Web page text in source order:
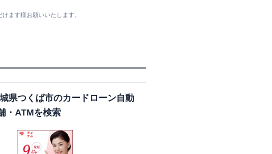
ます様お願いいたします。
県つくば市のカードローン自動
・ATMを検索